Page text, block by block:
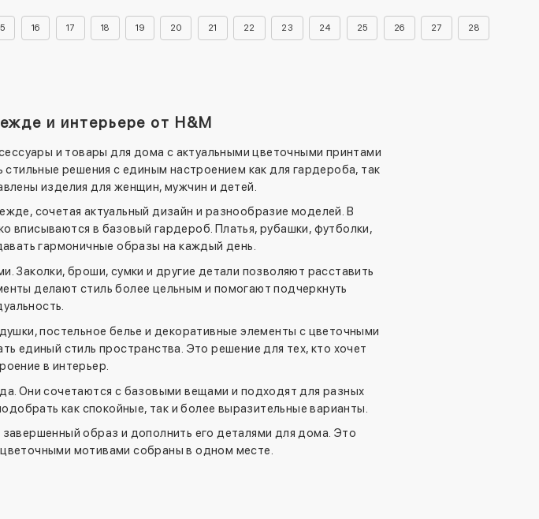
16 17 18 19 20 21 22 23 24 25 26 27 28
и интерьере от H&M
и товары для дома с актуальными цветочными принтами
решения с единым настроением как для гардероба, так
изделия для женщин, мужчин и детей.
сочетая актуальный дизайн и разнообразие моделей. В
в базовый гардероб. Платья, рубашки, футболки,
гармоничные образы на каждый день.
броши, сумки и другие детали позволяют расставить
делают стиль более цельным и помогают подчеркнуть
постельное белье и декоративные элементы с цветочными
стиль пространства. Это решение для тех, кто хочет
в интерьер.
Они сочетаются с базовыми вещами и подходят для разных
как спокойные, так и более выразительные варианты.
образ и дополнить его деталями для дома. Это
мотивами собраны в одном месте.